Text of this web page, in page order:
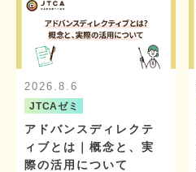
2026.8.6
JTCAゼミ
アドバンスディレクテ
ィブとは｜概念と、実
際の活用について